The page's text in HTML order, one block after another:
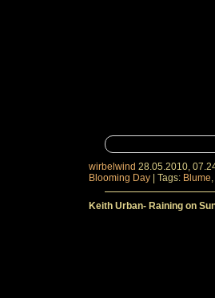
wirbelwind 28.05.2010,
Blooming Day
Tags: Blume,
Keith Urban- Raining on